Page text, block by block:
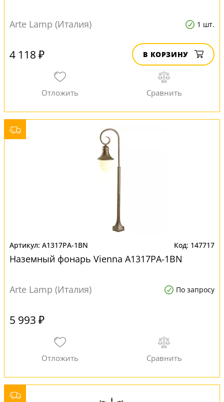
Arte Lamp (Италия) 1 шт.
4 118 ₽ В КОРЗИНУ
A1317PA-1BN 147717
Наземный фонарь Vienna A1317PA-1BN
Arte Lamp (Италия) По запросу
5 993 ₽